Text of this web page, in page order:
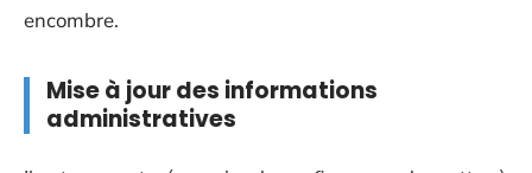
encombre.
Mise à jour des informations
administratives